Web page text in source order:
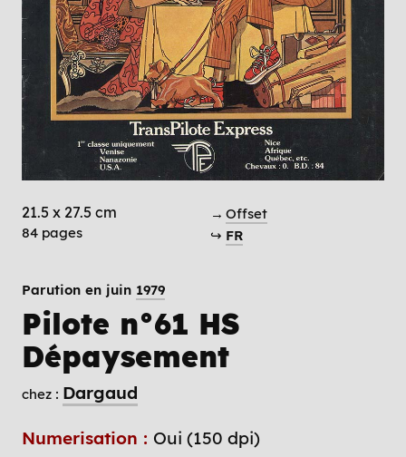
21.5 x 27.5 cm
84 pages
→ Offset
↪ FR
Parution en juin 1979
Pilote n°61 HS
Dépaysement
chez : Dargaud
Numerisation : Oui (150 dpi)